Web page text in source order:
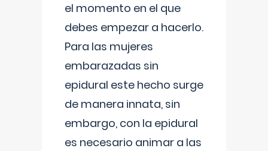
el momento en el que
debes empezar a hacerlo.
Para las mujeres
embarazadas sin
epidural este hecho surge
de manera innata, sin
embargo, con la epidural
es necesario animar a las